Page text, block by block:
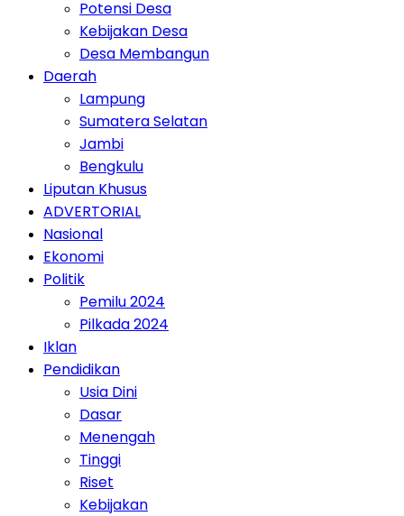
Potensi Desa
Kebijakan Desa
Desa Membangun
Daerah
Lampung
Sumatera Selatan
Jambi
Bengkulu
Liputan Khusus
ADVERTORIAL
Nasional
Ekonomi
Politik
Pemilu 2024
Pilkada 2024
Iklan
Pendidikan
Usia Dini
Dasar
Menengah
Tinggi
Riset
Kebijakan